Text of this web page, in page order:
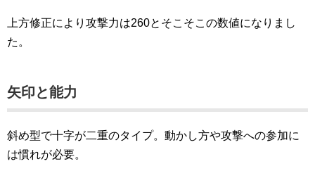
上方修正により攻撃力は260とそこそこの数値になりまし
た。
矢印と能力
斜め型で十字が二重のタイプ。動かし方や攻撃への参加に
は慣れが必要。